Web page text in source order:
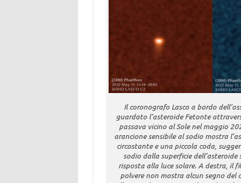
Il coronografo Lasco a bordo
guardato l’asteroide Fetonte
passava vicino al Sole nel maggio
arancione sensibile al sodio mostra
circostante e una piccola coda,
sodio dalla superficie
risposta alla luce solare. A destra, il
polvere non mostra alcun segno del